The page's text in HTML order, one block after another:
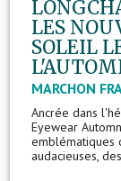
LES
SOLEIL
MARCHON
Ancrée dans
Eyewear
emblématiques
audacieuses,